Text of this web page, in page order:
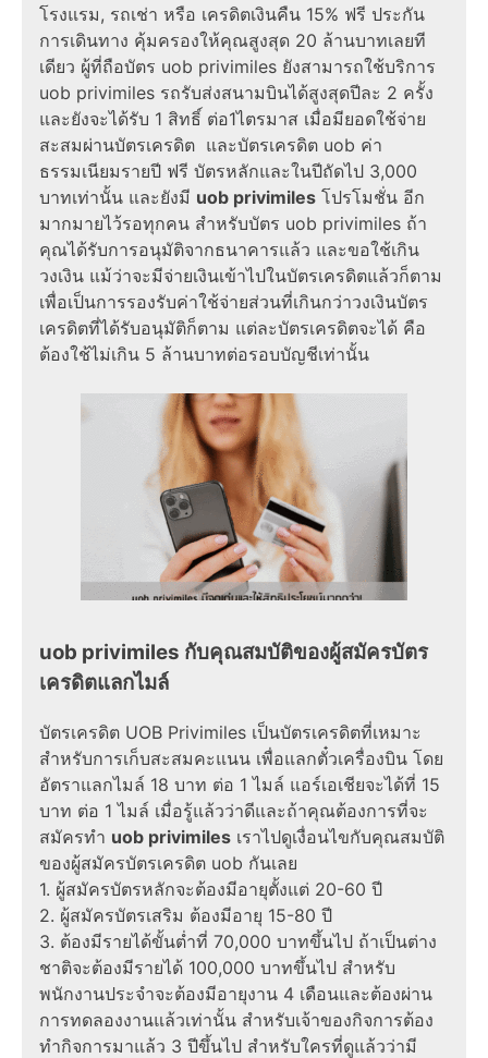
โรงแรม, รถเช่า หรือ เครดิตเงินคืน 15% ฟรี ประกัน
การเดินทาง คุ้มครองให้คุณสูงสุด 20 ล้านบาทเลยที
เดียว ผู้ที่ถือบัตร uob privimiles ยังสามารถใช้บริการ
uob privimiles รถรับส่งสนามบินได้สูงสุดปีละ 2 ครั้ง
และยังจะได้รับ 1 สิทธิ์ ต่อ1ไตรมาส เมื่อมียอดใช้จ่าย
สะสมผ่านบัตรเครดิต และบัตรเครดิต uob ค่า
ธรรมเนียมรายปี ฟรี บัตรหลักและในปีถัดไป 3,000
บาทเท่านั้น และยังมี uob privimiles โปรโมชั่น อีก
มากมายไว้รอทุกคน สำหรับบัตร uob privimiles ถ้า
คุณได้รับการอนุมัติจากธนาคารแล้ว และขอใช้เกิน
วงเงิน แม้ว่าจะมีจ่ายเงินเข้าไปในบัตรเครดิตแล้วก็ตาม
เพื่อเป็นการรองรับค่าใช้จ่ายส่วนที่เกินกว่าวงเงินบัตร
เครดิตที่ได้รับอนุมัติก็ตาม แต่ละบัตรเครดิตจะได้ คือ
ต้องใช้ไม่เกิน 5 ล้านบาทต่อรอบบัญชีเท่านั้น
uob privimiles กับคุณสมบัติของผู้สมัครบัตร
เครดิตแลกไมล์
บัตรเครดิต UOB Privimiles เป็นบัตรเครดิตที่เหมาะ
สำหรับการเก็บสะสมคะแนน เพื่อแลกตั๋วเครื่องบิน โดย
อัตราแลกไมล์ 18 บาท ต่อ 1 ไมล์ แอร์เอเชียจะได้ที่ 15
บาท ต่อ 1 ไมล์ เมื่อรู้แล้วว่าดีและถ้าคุณต้องการที่จะ
สมัครทำ uob privimiles เราไปดูเงื่อนไขกับคุณสมบัติ
ของผู้สมัครบัตรเครดิต uob กันเลย
1. ผู้สมัครบัตรหลักจะต้องมีอายุตั้งแต่ 20-60 ปี
2. ผู้สมัครบัตรเสริม ต้องมีอายุ 15-80 ปี
3. ต้องมีรายได้ขั้นต่ำที่ 70,000 บาทขึ้นไป ถ้าเป็นต่าง
ชาติจะต้องมีรายได้ 100,000 บาทขึ้นไป สำหรับ
พนักงานประจำจะต้องมีอายุงาน 4 เดือนและต้องผ่าน
การทดลองงานแล้วเท่านั้น สำหรับเจ้าของกิจการต้อง
ทำกิจการมาแล้ว 3 ปีขึ้นไป สำหรับใครที่ดูแล้วว่ามี